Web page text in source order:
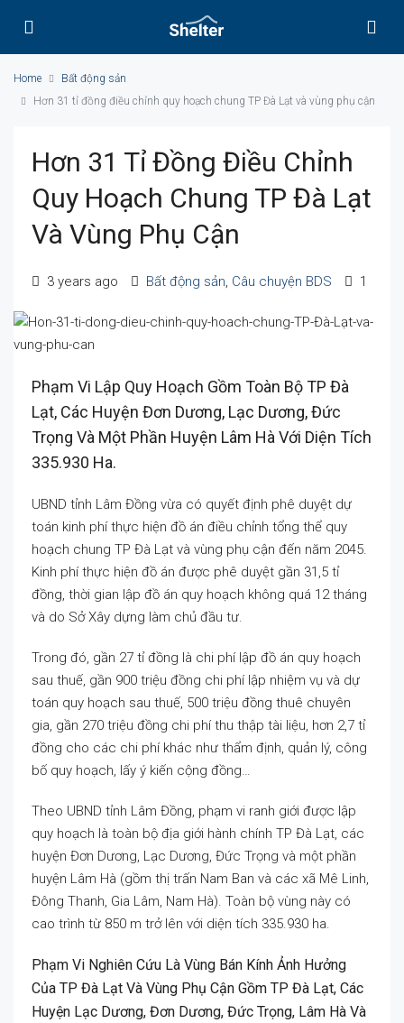
Home
Bất động sản
Hơn 31 tỉ đồng điều chỉnh quy hoạch chung TP Đà Lạt và vùng phụ cận
Hơn 31 Tỉ Đồng Điều Chỉnh
Quy Hoạch Chung TP Đà Lạt
Và Vùng Phụ Cận
3 years ago Bất động sản, Câu chuyện BDS 1
Phạm Vi Lập Quy Hoạch Gồm Toàn Bộ TP Đà
Lạt, Các Huyện Đơn Dương, Lạc Dương, Đức
Trọng Và Một Phần Huyện Lâm Hà Với Diện Tích
335.930 Ha.
UBND tỉnh Lâm Đồng vừa có quyết định phê duyệt dự
toán kinh phí thực hiện đồ án điều chỉnh tổng thể quy
hoạch chung TP Đà Lạt và vùng phụ cận đến năm 2045.
Kinh phí thực hiện đồ án được phê duyệt gần 31,5 tỉ
đồng, thời gian lập đồ án quy hoạch không quá 12 tháng
và do Sở Xây dựng làm chủ đầu tư.
Trong đó, gần 27 tỉ đồng là chi phí lập đồ án quy hoạch
sau thuế, gần 900 triệu đồng chi phí lập nhiệm vụ và dự
toán quy hoạch sau thuế, 500 triệu đồng thuê chuyên
gia, gần 270 triệu đồng chi phí thu thập tài liệu, hơn 2,7 tỉ
đồng cho các chi phí khác như thẩm định, quản lý, công
bố quy hoạch, lấy ý kiến cộng đồng…
Theo UBND tỉnh Lâm Đồng, phạm vi ranh giới được lập
quy hoạch là toàn bộ địa giới hành chính TP Đà Lạt, các
huyện Đơn Dương, Lạc Dương, Đức Trọng và một phần
huyện Lâm Hà (gồm thị trấn Nam Ban và các xã Mê Linh,
Đông Thanh, Gia Lâm, Nam Hà). Toàn bộ vùng này có
cao trình từ 850 m trở lên với diện tích 335.930 ha.
Phạm Vi Nghiên Cứu Là Vùng Bán Kính Ảnh Hưởng
Của TP Đà Lạt Và Vùng Phụ Cận Gồm TP Đà Lạt, Các
Huyện Lạc Dương, Đơn Dương, Đức Trọng, Lâm Hà Và